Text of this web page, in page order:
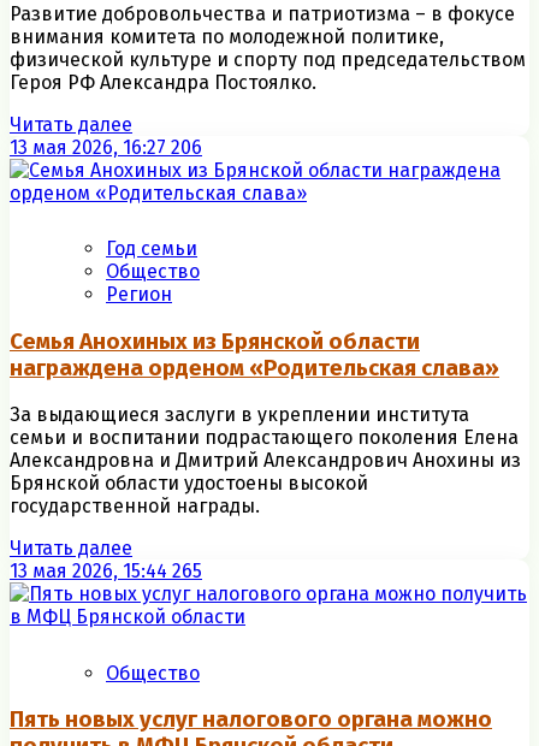
Развитие добровольчества и патриотизма – в фокусе
внимания комитета по молодежной политике,
физической культуре и спорту под председательством
Героя РФ Александра Постоялко.
Читать далее
13 мая 2026, 16:27 206
Год семьи
Общество
Регион
Семья Анохиных из Брянской области
награждена орденом «Родительская слава»
За выдающиеся заслуги в укреплении института
семьи и воспитании подрастающего поколения Елена
Александровна и Дмитрий Александрович Анохины из
Брянской области удостоены высокой
государственной награды.
Читать далее
13 мая 2026, 15:44 265
Общество
Пять новых услуг налогового органа можно